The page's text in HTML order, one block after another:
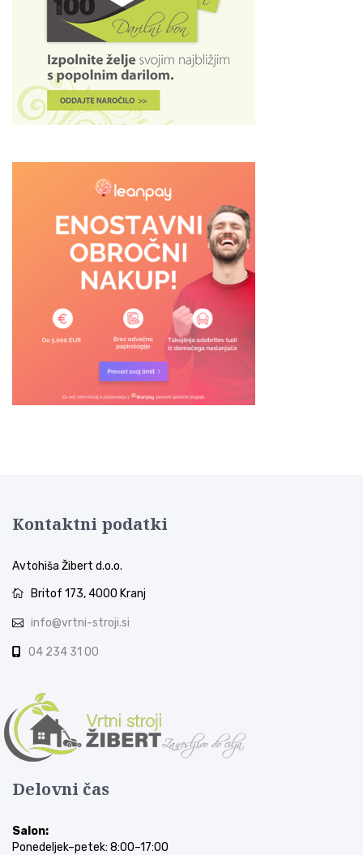
Kontaktni podatki
Avtohiša Žibert d.o.o.
Britof 173, 4000 Kranj
info@vrtni-stroji.si
04 234 31 00
Delovni čas
Salon:
Ponedeljek–petek: 8:00–17:00